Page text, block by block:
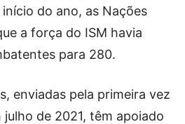
do ano, as Nações
a força do ISM havia
para 280.
enviadas pela primeira vez
julho de 2021, têm apoiado